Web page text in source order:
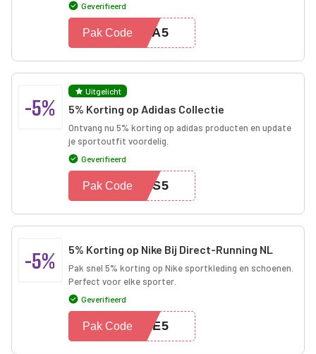
Geverifieerd
UMA5
Pak Code
-5%
Uitgelicht
5% Korting op Adidas Collectie
Ontvang nu 5% korting op adidas producten en update
je sportoutfit voordelig.
Geverifieerd
DAS5
Pak Code
-5% 5% Korting op Nike Bij Direct-Running NL
Pak snel 5% korting op Nike sportkleding en schoenen.
Perfect voor elke sporter.
Geverifieerd
IKE5
Pak Code